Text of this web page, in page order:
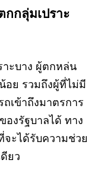
กกลุ่มเปราะ
าะบาง ผู้ตกหล่น
อย รวมถึงผู้ที่ไม่มี
เข้าถึงมาตรการ
งรัฐบาลได้ ทาง
จะได้รับความช่วย
ยว